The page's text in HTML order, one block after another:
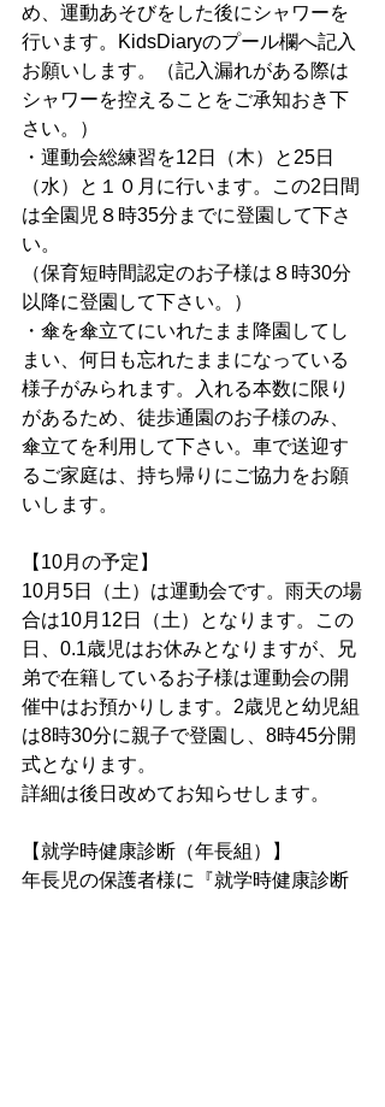
め、運動あそびをした後にシャワーを
行います。KidsDiaryのプール欄へ記入
お願いします。（記入漏れがある際は
シャワーを控えることをご承知おき下
さい。）
・運動会総練習を12日（木）と25日
（水）と１０月に行います。この2日間
は全園児８時35分までに登園して下さ
い。
（保育短時間認定のお子様は８時30分
以降に登園して下さい。）
・傘を傘立てにいれたまま降園してし
まい、何日も忘れたままになっている
様子がみられます。入れる本数に限り
があるため、徒歩通園のお子様のみ、
傘立てを利用して下さい。車で送迎す
るご家庭は、持ち帰りにご協力をお願
いします。
【10月の予定】
10月5日（土）は運動会です。雨天の場
合は10月12日（土）となります。この
日、0.1歳児はお休みとなりますが、兄
弟で在籍しているお子様は運動会の開
催中はお預かりします。2歳児と幼児組
は8時30分に親子で登園し、8時45分開
式となります。
詳細は後日改めてお知らせします。
【就学時健康診断（年長組）】
年長児の保護者様に『就学時健康診断